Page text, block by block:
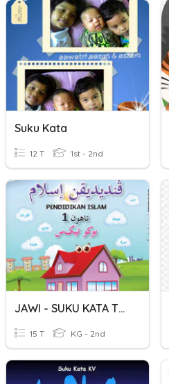
Suku Kata
12 T 1st - 2nd
JAWI - SUKU KATA TERBUKA (TAHUN 1)
15 T KG - 2nd